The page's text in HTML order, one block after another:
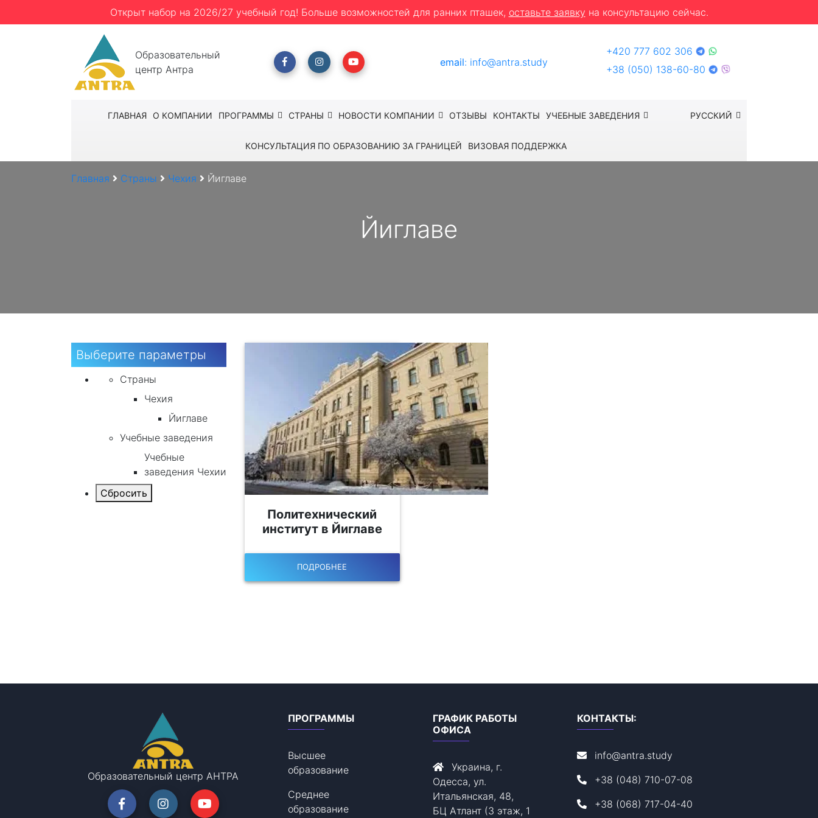
Открыт набор на 2026/27 учебный год! Больше возможностей для ранних пташек, оставьте заявку на консультацию сейчас.
Образовательный
центр Антра
email: info@antra.study
+420 777 602 306
+38 (050) 138-60-80
ГЛАВНАЯ О КОМПАНИИ ПРОГРАММЫ РУССКИЙ
СТРАНЫ НОВОСТИ КОМПАНИИ ОТЗЫВЫ КОНТАКТЫ УЧЕБНЫЕ ЗАВЕДЕНИЯ
КОНСУЛЬТАЦИЯ ПО ОБРАЗОВАНИЮ ЗА ГРАНИЦЕЙ ВИЗОВАЯ ПОДДЕРЖКА
Главная Страны Чехия Йиглаве
Йиглаве
Выберите параметры
Страны
Чехия
Йиглаве
Учебные заведения
Учебные
заведения Чехии
Политехнический
институт в Йиглаве
ПОДРОБНЕЕ
Образовательный центр АНТРА
ПРОГРАММЫ
Высшее
образование
Среднее
образование
ГРАФИК РАБОТЫ
ОФИСА
Украина, г.
Одесса, ул.
Итальянская, 48,
БЦ Атлант (3 этаж, 1
КОНТАКТЫ:
info@antra.study
+38 (048) 710-07-08
+38 (068) 717-04-40